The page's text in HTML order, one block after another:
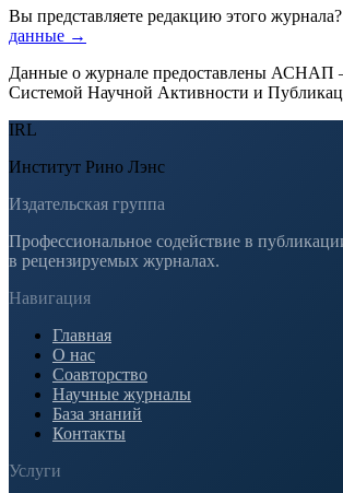
Вы представляете редакцию этого журнала?
данные →
Данные о журнале предоставлены АСНАП
Системой Научной Активности и
IRL
Институт Рино Лэнс
Издательская группа
Профессиональное содействие в
в рецензируемых журналах.
Навигация
Главная
О нас
Соавторство
Научные журналы
База знаний
Контакты
Услуги